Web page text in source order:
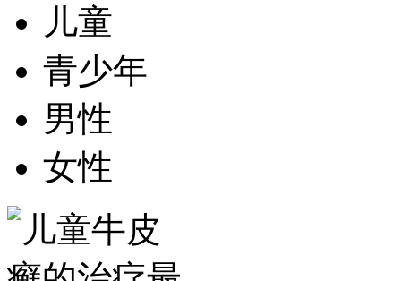
儿童
青少年
男性
女性